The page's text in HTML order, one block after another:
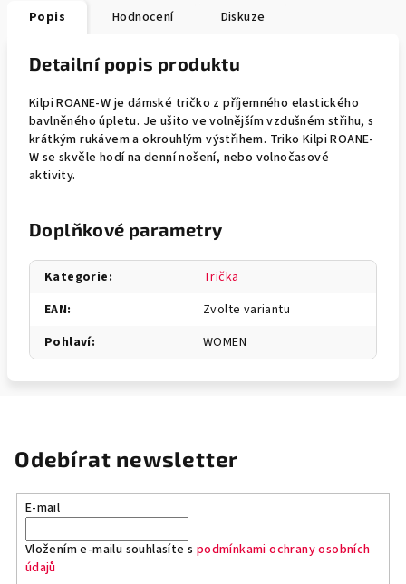
Popis Hodnocení Diskuze
Detailní popis produktu
Kilpi ROANE-W je dámské tričko z příjemného elastického
bavlněného úpletu. Je ušito ve volnějším vzdušném střihu, s
krátkým rukávem a okrouhlým výstřihem. Triko Kilpi ROANE-
W se skvěle hodí na denní nošení, nebo volnočasové
aktivity.
Doplňkové parametry
Kategorie:
Trička
EAN:
Zvolte variantu
Pohlaví: WOMEN
Odebírat newsletter
E-mail
Vložením e-mailu souhlasíte s podmínkami ochrany osobních
údajů